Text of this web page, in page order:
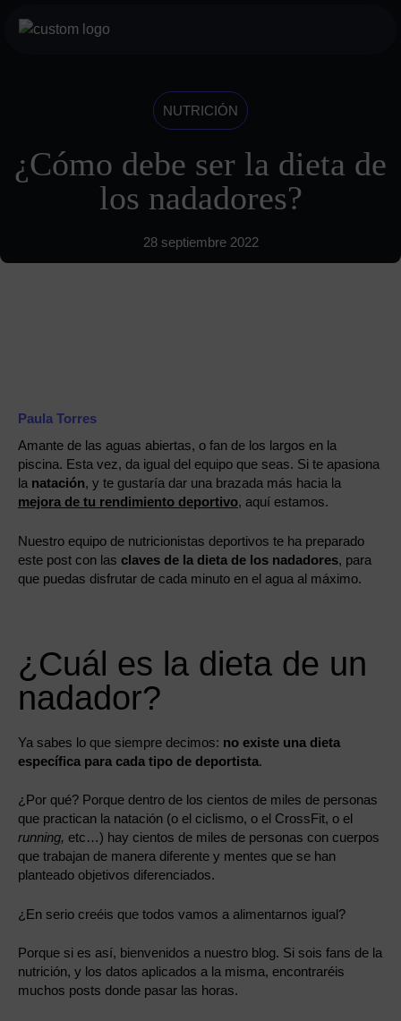
Para particulares
Sobre nosotros
NUTRICIÓN
¿Cómo debe ser la dieta de
los nadadores?
28 septiembre 2022
Paula Torres
Amante de las aguas abiertas, o fan de los largos en la
piscina. Esta vez, da igual del equipo que seas. Si te apasiona
la natación, y te gustaría dar una brazada más hacia la
mejora de tu rendimiento deportivo, aquí estamos.
Nuestro equipo de nutricionistas deportivos te ha preparado
este post con las claves de la dieta de los nadadores, para
que puedas disfrutar de cada minuto en el agua al máximo.
¿Cuál es la dieta de un
nadador?
Ya sabes lo que siempre decimos: no existe una dieta
específica para cada tipo de deportista.
¿Por qué? Porque dentro de los cientos de miles de personas
que practican la natación (o el ciclismo, o el CrossFit, o el
running, etc…) hay cientos de miles de personas con cuerpos
que trabajan de manera diferente y mentes que se han
planteado objetivos diferenciados.
¿En serio creéis que todos vamos a alimentarnos igual?
Porque si es así, bienvenidos a nuestro blog. Si sois fans de la
nutrición, y los datos aplicados a la misma, encontraréis
muchos posts donde pasar las horas.